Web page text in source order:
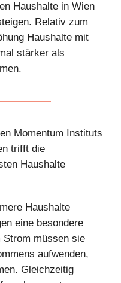
Haushalte in Wien
Relativ zum
Haushalte mit
stärker als
Momentum Instituts
trifft die
Haushalte
Haushalte
eine besondere
Strom müssen sie
aufwenden,
Gleichzeitig